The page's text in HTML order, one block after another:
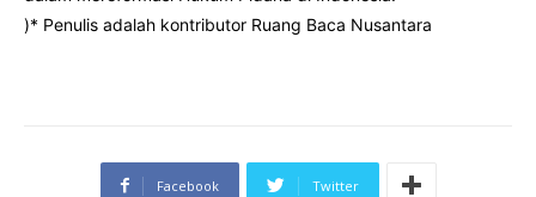
)* Penulis adalah kontributor Ruang Baca Nusantara
Facebook Twitter